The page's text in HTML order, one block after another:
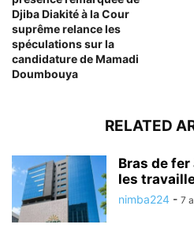
Djiba Diakité à la Cour
suprême relance les
spéculations sur la
candidature de Mamadi
Doumbouya
RELATED
Bras de fer
les
nimba224 - 7